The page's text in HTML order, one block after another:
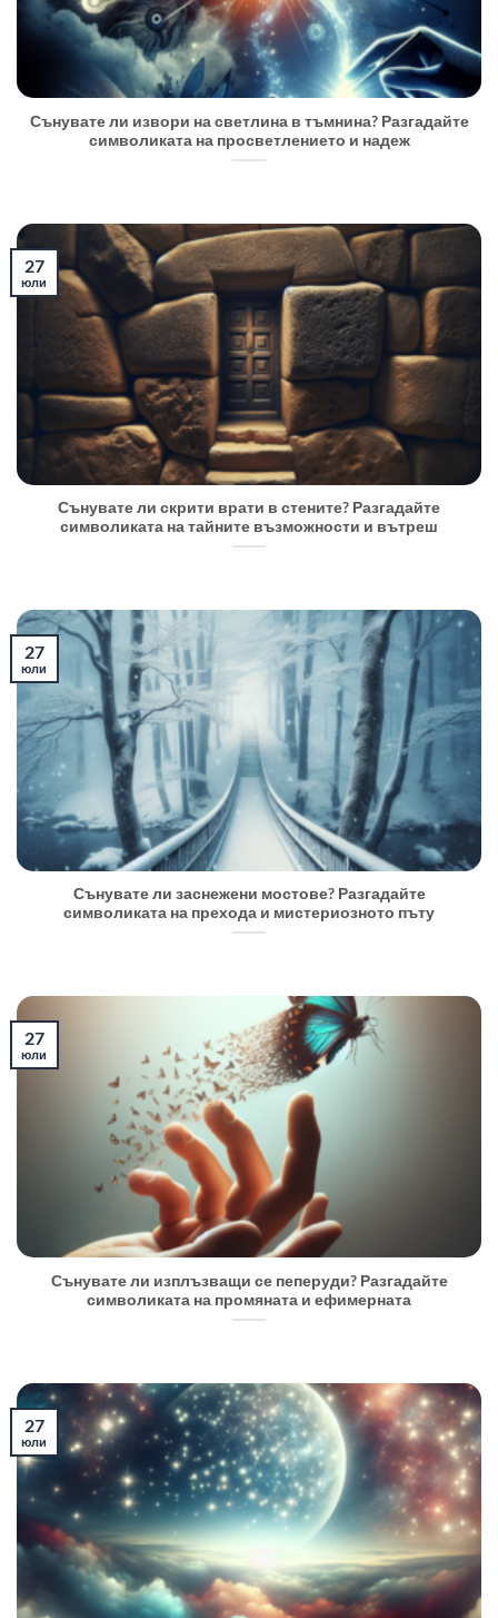
Сънувате ли извори на светлина в тъмнина? Разгадайте
символиката на просветлението и надеж
Сънувате ли скрити врати в стените? Разгадайте
символиката на тайните възможности и вътреш
27
юли
Сънувате ли заснежени мостове? Разгадайте
символиката на прехода и мистериозното пъту
27
юли
Сънувате ли изплъзващи се пеперуди? Разгадайте
символиката на промяната и ефимерната
27
юли
27
юли